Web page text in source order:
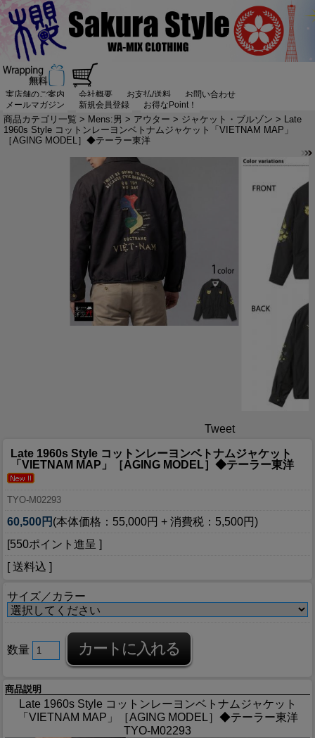
実店舗のご案内 会社概要 お支払/送料
お問い合わせ
メールマガジン
新規会員登録 お得なPoint！
商品カテゴリ一覧 > Mens:男 > アウター > ジャケット・ブルゾン > Late
1960s Style コットンレーヨンベトナムジャケット「VIETNAM MAP」
［AGING MODEL］◆テーラー東洋
Tweet
Late 1960s Style コットンレーヨンベトナムジャケット
「VIETNAM MAP」［AGING MODEL］◆テーラー東洋
TYO-M02293
60,500円 (本体価格：55,000円 + 消費税：5,500円)
[550ポイント進呈 ]
[ 送料込 ]
サイズ／カラー
数量
商品説明
Late 1960s Style コットンレーヨンベトナムジャケット
「VIETNAM MAP」［AGING MODEL］◆テーラー東洋
TYO-M02293